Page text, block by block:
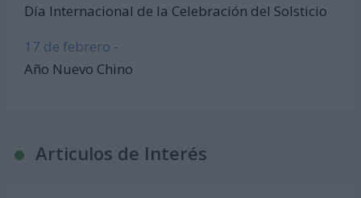
Día Internacional de la Celebración del Solsticio
17 de febrero -
Año Nuevo Chino
Articulos de Interés